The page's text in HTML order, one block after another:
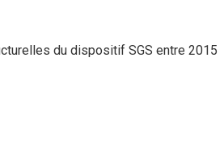
du dispositif SGS entre 2015